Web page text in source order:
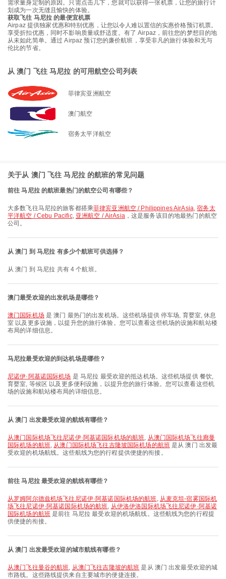
需求量身定制的原因。只需点击几下，您就可以获得一张机票，让您的旅行计
划成为一次无缝且愉快的体验。
获取飞往 马尼拉 的最便宜机票
Airpaz 提供独家优惠和特别优惠，让您以令人难以置信的实惠价格预订机票。
享受折扣优惠，同时不影响质量或舒适度。有了 Airpaz，前往您的梦想目的地
从未如此简单。通过 Airpaz 预订您的廉价航班，享受非凡的旅行体验和无与
伦比的节省。
从 澳门 飞往 马尼拉 的可用航空公司列表
菲律宾亚洲航空
澳门航空
宿务太平洋航空
关于从 澳门 飞往 马尼拉 的航班的常见问题
前往 马尼拉 的航班最热门的航空公司有哪些？
大多数飞往马尼拉的旅客都搭乘菲律宾亚洲航空 / Philippines AirAsia,宿务太
平洋航空 / Cebu Pacific, 亚洲航空 / AirAsia，这是服务该目的地最热门的航空
公司。
从 澳门 到 马尼拉 有多少个航班可供选择？
从 澳门 到 马尼拉 共有 4 个航班。
澳门最受欢迎的出发机场是哪些？
澳门国际机场是 澳门 最热门的出发机场。这些机场提供 停车场, 育婴室, 休息
室 以及更多设施，以提升您的旅行体验。您可以查看这些机场的设施和航站楼
布局的详细信息。
马尼拉最受欢迎的到达机场是哪些？
尼诺伊·阿基诺国际机场 是 马尼拉 最受欢迎的抵达机场。这些机场提供 餐饮,
育婴室, 等候区 以及更多便利设施，以提升您的旅行体验。您可以查看这些机
场的设施和航站楼布局的详细信息。
从 澳门 出发最受欢迎的航线有哪些？
从澳门国际机场飞往尼诺伊·阿基诺国际机场的航班, 从澳门国际机场飞往廊曼
国际机场的航班, 从澳门国际机场飞往吉隆坡国际机场的航班是从 澳门 出发最
受欢迎的机场航线。这些航线为您的行程提供便捷的衔接。
前往 马尼拉 最受欢迎的航线有哪些？
从罗姆阿尔德兹机场飞往尼诺伊·阿基诺国际机场的航班, 从麦克坦-宿雾国际机
场飞往尼诺伊·阿基诺国际机场的航班, 从伊洛伊洛国际机场飞往尼诺伊·阿基诺
国际机场的航班是前往 马尼拉 最受欢迎的机场航线。这些航线为您的行程提
供便捷的衔接。
从 澳门 出发最受欢迎的城市航线有哪些？
从澳门飞往曼谷的航班, 从澳门飞往吉隆坡的航班 是从 澳门 出发最受欢迎的城
市路线。这些路线提供来自主要城市的便捷连接。